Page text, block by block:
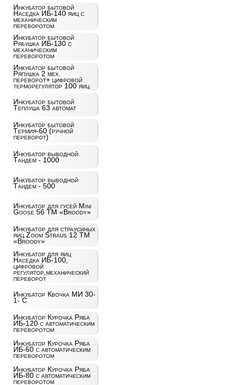
Инкубатор бытовой
Наседка ИБ-140 яиц с
механическим
переворотом
Инкубатор бытовой
Рябушка ИБ-130 с
механическим
переворотом
Инкубатор бытовой
Ряпушка 2 мех.
переворот+ цифровой
терморегулятор 100 яиц
Инкубатор бытовой
Теплуша 63 автомат
Инкубатор бытовой
Термия-60 (ручной
переворот)
Инкубатор выводной
Тандем - 1000
Инкубатор выводной
Тандем - 500
Инкубатор для гусей Mini
Goose 56 ТМ «Broody»
Инкубатор для страусиных
яиц Zoom Straus 12 ТМ
«Broody»
Инкубатор для яиц
Наседка ИБ-100,
цифровой
регулятор,механический
переворот
Инкубатор Квочка МИ 30-
1- С
Инкубатор Курочка Ряба
ИБ-120 с автоматическим
переворотом
Инкубатор Курочка Ряба
ИБ-60 с автоматическим
переворотом
Инкубатор Курочка Ряба
ИБ-80 с автоматическим
переворотом